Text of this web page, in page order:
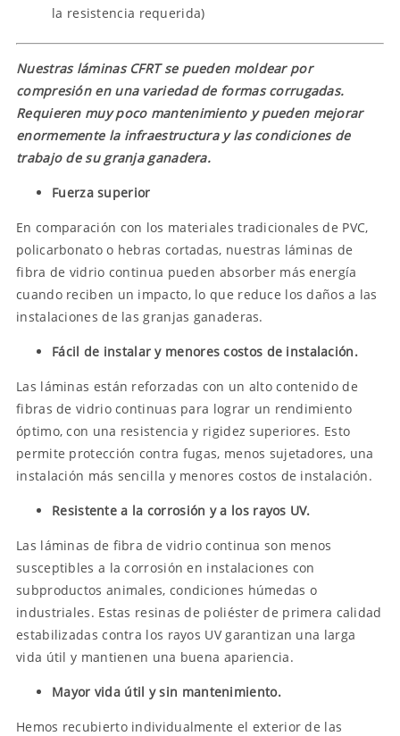
la resistencia requerida)
Nuestras láminas CFRT se pueden moldear por
compresión en una variedad de formas corrugadas.
Requieren muy poco mantenimiento y pueden mejorar
enormemente la infraestructura y las condiciones de
trabajo de su granja ganadera.
Fuerza superior
En comparación con los materiales tradicionales de PVC,
policarbonato o hebras cortadas, nuestras láminas de
fibra de vidrio continua pueden absorber más energía
cuando reciben un impacto, lo que reduce los daños a las
instalaciones de las granjas ganaderas.
Fácil de instalar y menores costos de instalación.
Las láminas están reforzadas con un alto contenido de
fibras de vidrio continuas para lograr un rendimiento
óptimo, con una resistencia y rigidez superiores. Esto
permite protección contra fugas, menos sujetadores, una
instalación más sencilla y menores costos de instalación.
Resistente a la corrosión y a los rayos UV.
Las láminas de fibra de vidrio continua son menos
susceptibles a la corrosión en instalaciones con
subproductos animales, condiciones húmedas o
industriales. Estas resinas de poliéster de primera calidad
estabilizadas contra los rayos UV garantizan una larga
vida útil y mantienen una buena apariencia.
Mayor vida útil y sin mantenimiento.
Hemos recubierto individualmente el exterior de las